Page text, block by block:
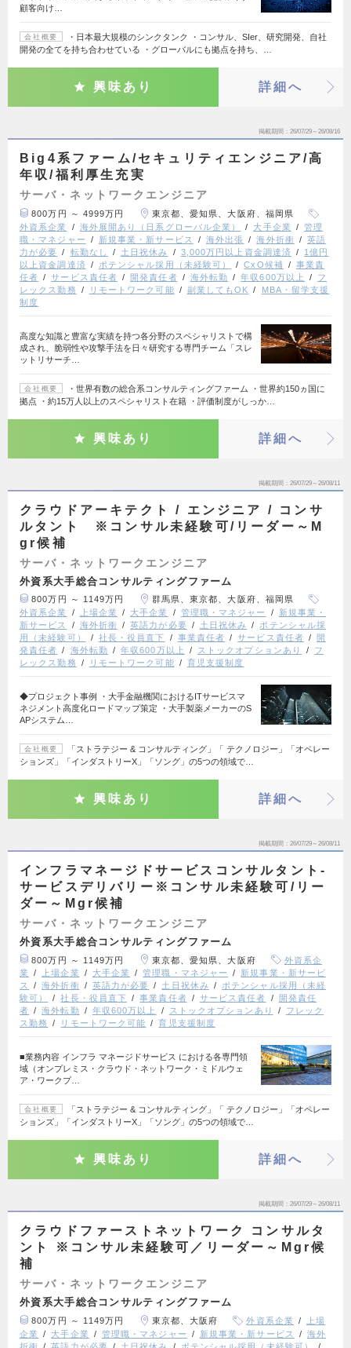
顧客向け…
会社概要
・日本最大規模のシンクタンク ・コンサル、SIer、研究開発、自社
開発の全てを持ち合わせている ・グローバルにも拠点を持ち、…
興味あり 詳細へ
掲載期間 26/07/29～26/08/16
Big4系ファーム/セキュリティエンジニア/高
年収/福利厚生充実
サーバ・ネットワークエンジニア
800万円 ～ 4999万円
東京都、愛知県、大阪府、福岡県
外資系企業
海外展開あり（日系グローバル企業） 大手企業
管理
職・マネジャー
新規事業・新サービス 海外出張 海外折衝
英語
力が必要
転勤なし 土日祝休み 3,000万円以上資金調達済
1億円
以上資金調達済
ポテンシャル採用（未経験可） CxO候補
事業責
任者
サービス責任者 開発責任者 海外転勤 年収600万以上
フ
レックス勤務
リモートワーク可能 副業してもOK
MBA・留学支援
制度
高度な知識と豊富な実績を持つ各分野のスペシャリストで構
成され、脆弱性や攻撃手法を日々研究する専門チーム「スレ
ットリサーチ…
会社概要
・世界有数の総合系コンサルティングファーム ・世界約150ヵ国に
拠点 ・約15万人以上のスペシャリスト在籍 ・評価制度がしっか…
興味あり 詳細へ
掲載期間 26/07/29～26/08/11
クラウドアーキテクト / エンジニア / コンサ
ルタント ※コンサル未経験可/リーダー～M
gr候補
サーバ・ネットワークエンジニア
外資系大手総合コンサルティングファーム
800万円 ～ 1149万円
群馬県、東京都、大阪府、福岡県
外資系企業
上場企業 大手企業 管理職・マネジャー
新規事業・
新サービス
海外折衝 英語力が必要 土日祝休み
ポテンシャル採
用（未経験可）
社長・役員直下 事業責任者 サービス責任者
開
発責任者
海外転勤 年収600万以上 ストックオプションあり
フ
レックス勤務
リモートワーク可能 育児支援制度
◆プロジェクト事例 ・大手金融機関におけるITサービスマ
ネジメント高度化ロードマップ策定 ・大手製薬メーカーのS
APシステム…
会社概要
「ストラテジー & コンサルティング」「 テクノロジー」「オペレー
ションズ」「インダストリーX」「ソング」の5つの領域で…
興味あり 詳細へ
掲載期間 26/07/29～26/08/11
インフラマネージドサービスコンサルタント-
サービスデリバリー※コンサル未経験可/リー
ダー～Mgr候補
サーバ・ネットワークエンジニア
外資系大手総合コンサルティングファーム
800万円 ～ 1149万円 東京都、愛知県、大阪府
外資系企
業
上場企業 大手企業 管理職・マネジャー
新規事業・新サービ
ス
海外折衝 英語力が必要 土日祝休み
ポテンシャル採用（未経
験可）
社長・役員直下 事業責任者 サービス責任者
開発責任
者
海外転勤 年収600万以上 ストックオプションあり
フレック
ス勤務
リモートワーク可能 育児支援制度
■業務内容 インフラ マネージドサービス における各専門領
域（オンプレミス・クラウド・ネットワーク・ミドルウェ
ア・ワークプ…
会社概要
「ストラテジー & コンサルティング」「 テクノロジー」「オペレー
ションズ」「インダストリーX」「ソング」の5つの領域で…
興味あり 詳細へ
掲載期間 26/07/29～26/08/11
クラウドファーストネットワーク コンサルタ
ント ※コンサル未経験可／リーダー～Mgr候
補
サーバ・ネットワークエンジニア
外資系大手総合コンサルティングファーム
800万円 ～ 1149万円 東京都、大阪府 外資系企業
上場
企業
大手企業 管理職・マネジャー 新規事業・新サービス
海外